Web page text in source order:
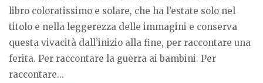
libro coloratissimo e solare, che ha l’estate solo nel
titolo e nella leggerezza delle immagini e conserva
questa vivacità dall’inizio alla fine, per raccontare una
ferita. Per raccontare la guerra ai bambini. Per
raccontare...